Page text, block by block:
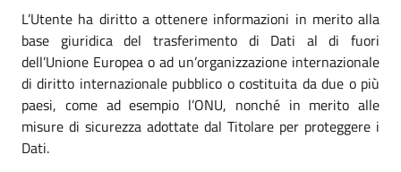
L’Utente ha diritto a ottenere informazioni in merito alla
base giuridica del trasferimento di Dati al di fuori
dell’Unione Europea o ad un’organizzazione internazionale
di diritto internazionale pubblico o costituita da due o più
paesi, come ad esempio l’ONU, nonché in merito alle
misure di sicurezza adottate dal Titolare per proteggere i
Dati.